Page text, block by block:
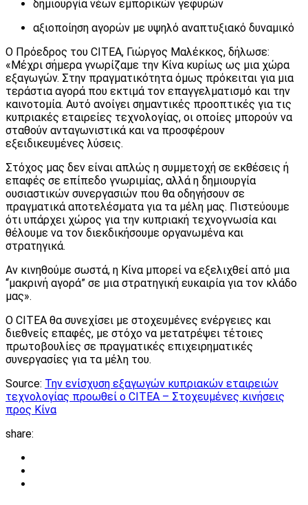
δημιουργία νέων εμπορικών γεφυρών
αξιοποίηση αγορών με υψηλό αναπτυξιακό δυναμικό
Ο Πρόεδρος του CITEA, Γιώργος Μαλέκκος, δήλωσε:
«Μέχρι σήμερα γνωρίζαμε την Κίνα κυρίως ως μια χώρα
εξαγωγών. Στην πραγματικότητα όμως πρόκειται για μια
τεράστια αγορά που εκτιμά τον επαγγελματισμό και την
καινοτομία. Αυτό ανοίγει σημαντικές προοπτικές για τις
κυπριακές εταιρείες τεχνολογίας, οι οποίες μπορούν να
σταθούν ανταγωνιστικά και να προσφέρουν
εξειδικευμένες λύσεις.
Στόχος μας δεν είναι απλώς η συμμετοχή σε εκθέσεις ή
επαφές σε επίπεδο γνωριμίας, αλλά η δημιουργία
ουσιαστικών συνεργασιών που θα οδηγήσουν σε
πραγματικά αποτελέσματα για τα μέλη μας. Πιστεύουμε
ότι υπάρχει χώρος για την κυπριακή τεχνογνωσία και
θέλουμε να τον διεκδικήσουμε οργανωμένα και
στρατηγικά.
Αν κινηθούμε σωστά, η Κίνα μπορεί να εξελιχθεί από μια
“μακρινή αγορά” σε μια στρατηγική ευκαιρία για τον κλάδο
μας».
Ο CITEA θα συνεχίσει με στοχευμένες ενέργειες και
διεθνείς επαφές, με στόχο να μετατρέψει τέτοιες
πρωτοβουλίες σε πραγματικές επιχειρηματικές
συνεργασίες για τα μέλη του.
Source: Την ενίσχυση εξαγωγών κυπριακών εταιρειών
τεχνολογίας προωθεί ο CITEA – Στοχευμένες κινήσεις
προς Κίνα
share: